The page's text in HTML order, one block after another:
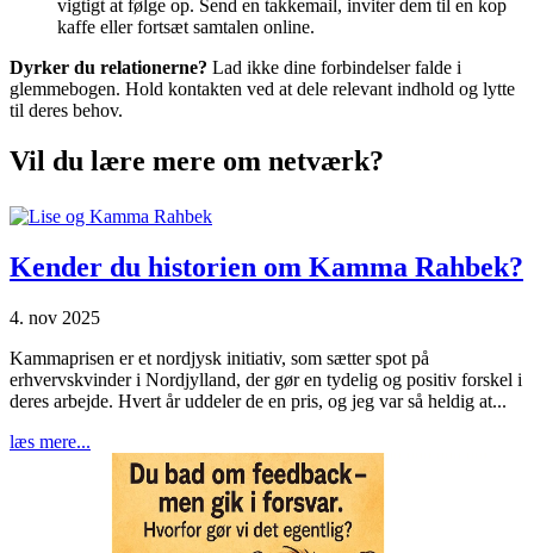
vigtigt at følge op. Send en takkemail, inviter dem til en kop
kaffe eller fortsæt samtalen online.
Dyrker du relationerne? Lad ikke dine forbindelser falde i
glemmebogen. Hold kontakten ved at dele relevant indhold og lytte
til deres behov.
Vil du lære mere om netværk?
Kender du historien om Kamma Rahbek?
4. nov 2025
Kammaprisen er et nordjysk initiativ, som sætter spot på
erhvervskvinder i Nordjylland, der gør en tydelig og positiv forskel i
deres arbejde. Hvert år uddeler de en pris, og jeg var så heldig at...
læs mere...